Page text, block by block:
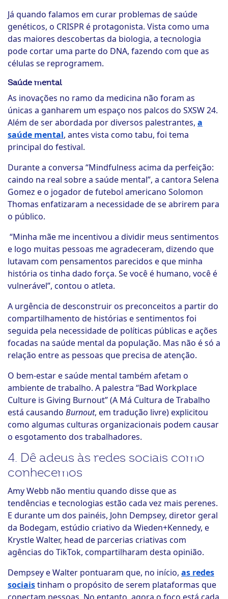
Já quando falamos em curar problemas de saúde
genéticos, o CRISPR é protagonista. Vista como uma
das maiores descobertas da biologia, a tecnologia
pode cortar uma parte do DNA, fazendo com que as
células se reprogramem.
Saúde mental
As inovações no ramo da medicina não foram as
únicas a ganharem um espaço nos palcos do SXSW 24.
Além de ser abordada por diversos palestrantes, a
saúde mental, antes vista como tabu, foi tema
principal do festival.
Durante a conversa “Mindfulness acima da perfeição:
caindo na real sobre a saúde mental”, a cantora Selena
Gomez e o jogador de futebol americano Solomon
Thomas enfatizaram a necessidade de se abrirem para
o público.
“Minha mãe me incentivou a dividir meus sentimentos
e logo muitas pessoas me agradeceram, dizendo que
lutavam com pensamentos parecidos e que minha
história os tinha dado força. Se você é humano, você é
vulnerável”, contou o atleta.
A urgência de desconstruir os preconceitos a partir do
compartilhamento de histórias e sentimentos foi
seguida pela necessidade de políticas públicas e ações
focadas na saúde mental da população. Mas não é só a
relação entre as pessoas que precisa de atenção.
O bem-estar e saúde mental também afetam o
ambiente de trabalho. A palestra “Bad Workplace
Culture is Giving Burnout” (A Má Cultura de Trabalho
está causando Burnout, em tradução livre)explicitou
como algumas culturas organizacionais podem causar
o esgotamento dos trabalhadores.
4. Dê adeus às redes sociais como
conhecemos
Amy Webb não mentiu quando disse que as
tendências e tecnologias estão cada vez mais perenes.
E durante um dos painéis, John Dempsey, diretor geral
da Bodegam, estúdio criativo da Wieden+Kennedy, e
Krystle Walter, head de parcerias criativas com
agências do TikTok, compartilharam desta opinião.
Dempsey e Walter pontuaram que, no início, as redes
sociaistinham o propósito de serem plataformas que